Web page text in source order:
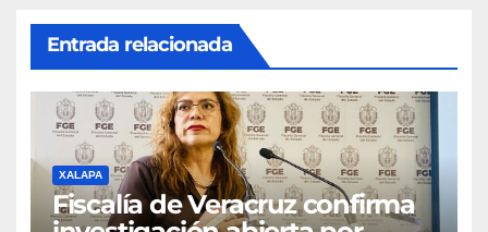
Entrada relacionada
XALAPA
Fiscalía de Veracruz confirma